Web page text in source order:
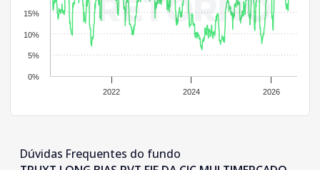
2022 2024 2026
0%
5%
10%
15%
Dúvidas Frequentes do fundo